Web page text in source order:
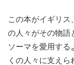
この本がイギリス
の人々がその物語
ソーマを愛用する
くの人々に支えら